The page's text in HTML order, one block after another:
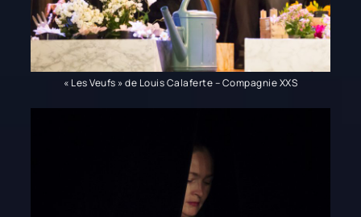
« Les Veufs » de Louis Calaferte – Compagnie XXS